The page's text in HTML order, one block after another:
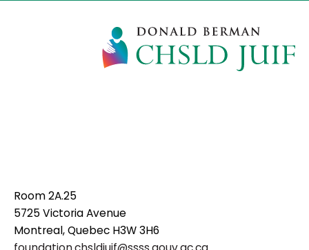
Room 2A.25
5725 Victoria Avenue
Montreal, Quebec H3W 3H6